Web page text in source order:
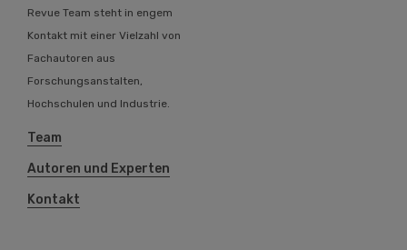
Revue Team steht in engem
Kontakt mit einer Vielzahl von
Fachautoren aus
Forschungsanstalten,
Hochschulen und Industrie.
Team
Autoren und Experten
Kontakt